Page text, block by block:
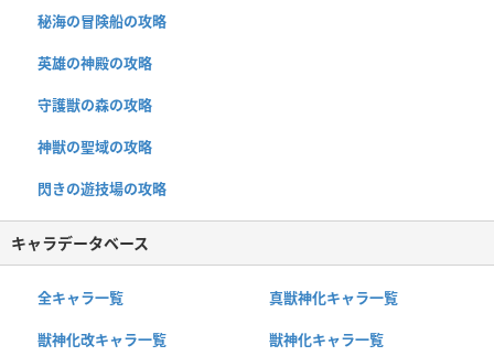
秘海の冒険船の攻略
英雄の神殿の攻略
守護獣の森の攻略
神獣の聖域の攻略
閃きの遊技場の攻略
キャラデータベース
全キャラ一覧 真獣神化キャラ一覧
獣神化改キャラ一覧 獣神化キャラ一覧